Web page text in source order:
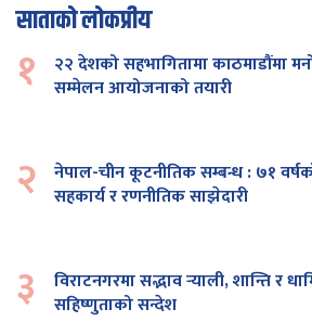
साताको लोकप्रीय
१
२२ देशको सहभागितामा काठमाडौंमा
सम्मेलन आयोजनाको तयारी
२
नेपाल-चीन कूटनीतिक सम्बन्ध : ७१
सहकार्य र रणनीतिक साझेदारी
३
विराटनगरमा सद्भाव र्‍याली, शान्ति र
सहिष्णुताको सन्देश